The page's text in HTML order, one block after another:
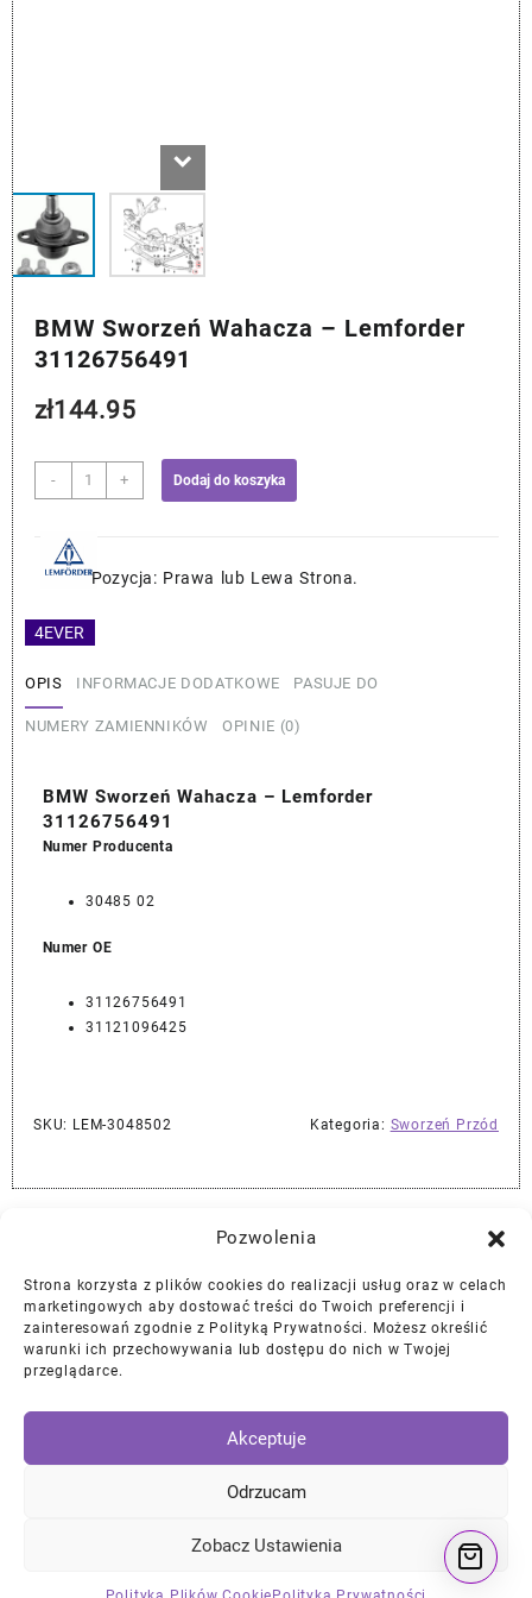
Pozwolenia
Strona korzysta z plików cookies do realizacji usług oraz w celach
marketingowych aby dostować treści do Twoich preferencji i
zainteresowań zgodnie z Polityką Prywatności. Możesz określić
warunki ich przechowywania lub dostępu do nich w Twojej
przeglądarce.
Akceptuje
Odrzucam
Zobacz Ustawienia
4EVER
BMW Sworzeń Wahacza – Lemforder
31126756491
zł144.95
-
ilość
BMW
Wahacza
-
31126756491
+ Dodaj do koszyka
Pozycja: Prawa lub Lewa Strona.
OPIS INFORMACJE DODATKOWE PASUJE DO
NUMERY ZAMIENNIKÓW OPINIE (0)
BMW Sworzeń Wahacza – Lemforder
31126756491
Numer Producenta
30485 02
Numer OE
31126756491
31121096425
SKU: LEM-3048502 Kategoria: Sworzeń Przód
Najlepszej Jakości Części Samochodowe z Gwarancją Dożywotnią!*
Gwarancja i Zwroty
Polityka Prywatności
Regulamin Ciasteczka
Instagram
Facebook
YouTube
Mail
© 2026DKTNY Garage
Designed by Themehunk WordPress Theme